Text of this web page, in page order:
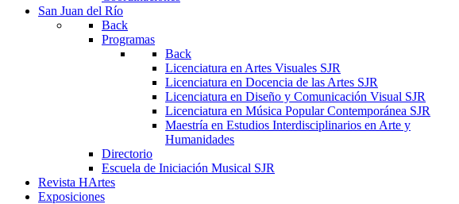
San Juan del Río
Back
Programas
Back
Licenciatura en Artes Visuales SJR
Licenciatura en Docencia de las Artes SJR
Licenciatura en Diseño y Comunicación Visual SJR
Licenciatura en Música Popular Contemporánea SJR
Maestría en Estudios Interdisciplinarios en Arte y
Humanidades
Directorio
Escuela de Iniciación Musical SJR
Revista HArtes
Exposiciones